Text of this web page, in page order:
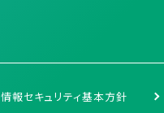
情報セキュリティ基本方針